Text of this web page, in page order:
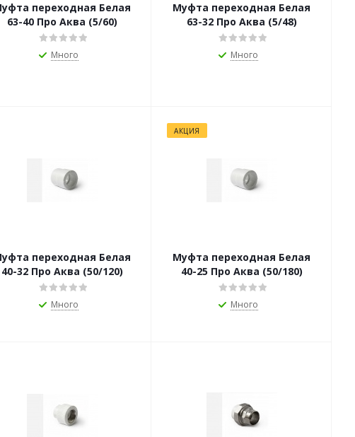
переходная Белая
63-40 Про Аква (5/60)
Много
Муфта переходная Белая
63-32 Про Аква (5/48)
Много
переходная Белая
40-32 Про Аква (50/120)
Много
АКЦИЯ
Муфта переходная Белая
40-25 Про Аква (50/180)
Много